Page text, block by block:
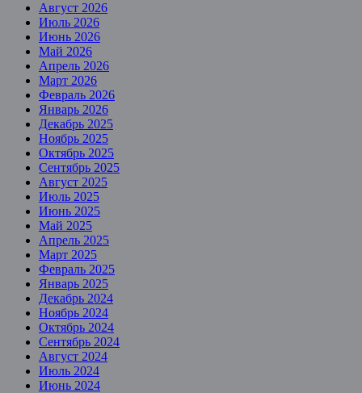
Август 2026
Июль 2026
Июнь 2026
Май 2026
Апрель 2026
Март 2026
Февраль 2026
Январь 2026
Декабрь 2025
Ноябрь 2025
Октябрь 2025
Сентябрь 2025
Август 2025
Июль 2025
Июнь 2025
Май 2025
Апрель 2025
Март 2025
Февраль 2025
Январь 2025
Декабрь 2024
Ноябрь 2024
Октябрь 2024
Сентябрь 2024
Август 2024
Июль 2024
Июнь 2024